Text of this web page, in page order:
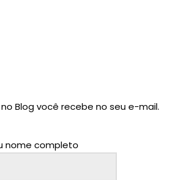
Blog você recebe no seu e-mail.
nome completo